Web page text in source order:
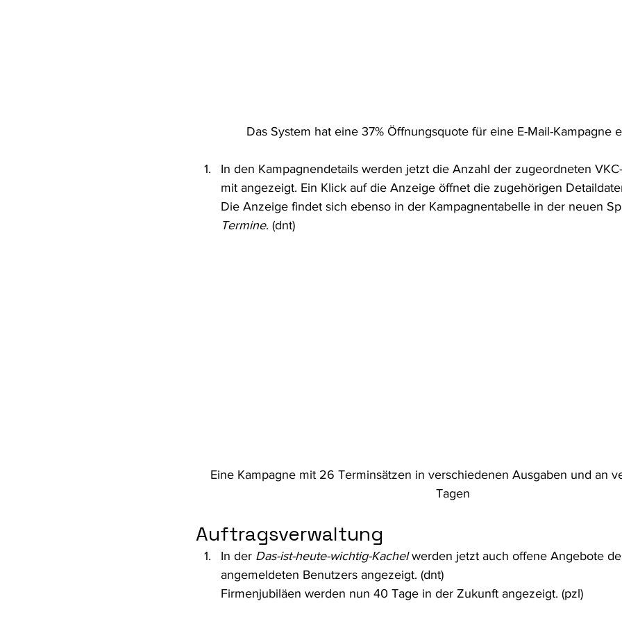
Das System hat eine 37% Öffnungsquote für eine E-Mail-Kampagne
In den Kampagnendetails werden jetzt die Anzahl der zugeordneten
mit angezeigt. Ein Klick auf die Anzeige öffnet die zugehörigen
Die Anzeige findet sich ebenso in der Kampagnentabelle in der neuen
Termine. (dnt)
Eine Kampagne mit 26 Terminsätzen in verschiedenen Ausgaben und an
Tagen
Auftragsverwaltung
In der Das-ist-heute-wichtig-Kachel werden jetzt auch offene Angebote
angemeldeten Benutzers angezeigt. (dnt)
Firmenjubiläen werden nun 40 Tage in der Zukunft angezeigt. (pzl)